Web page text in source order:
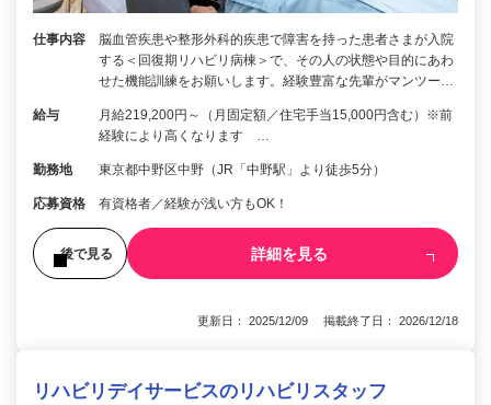
仕事内容
脳⾎管疾患や整形外科的疾患で障害を持った患者さまが入院
する＜回復期リハビリ病棟＞で、その人の状態や目的にあわ
せた機能訓練をお願いします。経験豊富な先輩がマンツー…
給与
月給219,200円～（月固定額／住宅手当15,000円含む）※前
経験により高くなります …
勤務地 東京都中野区中野（JR「中野駅」より徒歩5分）
応募資格 有資格者／経験が浅い方もOK！
後で見る 詳細を見る
更新日： 2025/12/09 掲載終了日： 2026/12/18
リハビリデイサービスのリハビリスタッフ